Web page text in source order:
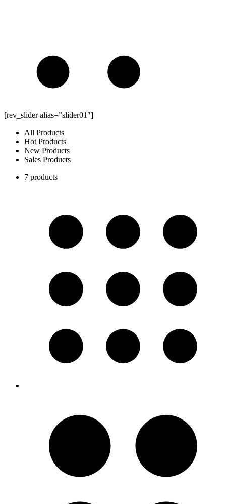
[rev_slider alias=”slider01″]
All Products
Hot Products
New Products
Sales Products
7 products